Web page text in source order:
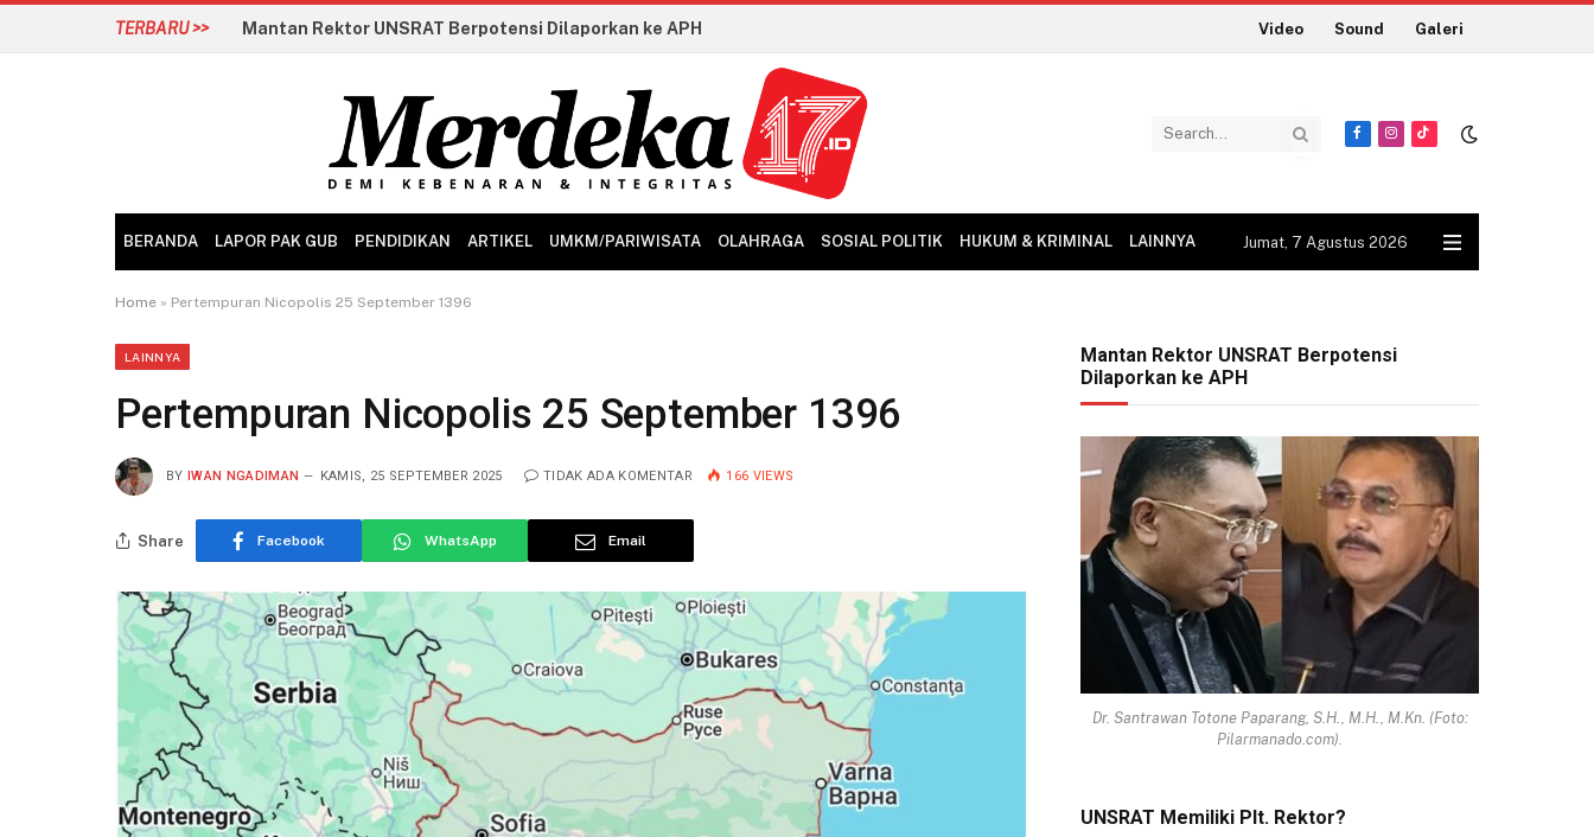
TERBARU >> Mantan Rektor UNSRAT Berpotensi Dilaporkan ke APH Video Sound Galeri
Facebook
Instagram
TikTok
BERANDA LAPOR PAK GUB PENDIDIKAN ARTIKEL UMKM/PARIWISATA OLAHRAGA SOSIAL POLITIK HUKUM & KRIMINAL LAINNYA Jumat, 7 Agustus 2026
Home » Pertempuran Nicopolis 25 September 1396
LAINNYA
Pertempuran Nicopolis 25 September 1396
BY IWAN NGADIMAN KAMIS, 25 SEPTEMBER 2025 TIDAK ADA KOMENTAR 166 VIEWS
Share Facebook WhatsApp Email
Mantan Rektor UNSRAT Berpotensi
Dilaporkan ke APH
Dr. Santrawan Totone Paparang, S.H., M.H., M.Kn. (Foto:
Pilarmanado.com).
UNSRAT Memiliki Plt. Rektor?